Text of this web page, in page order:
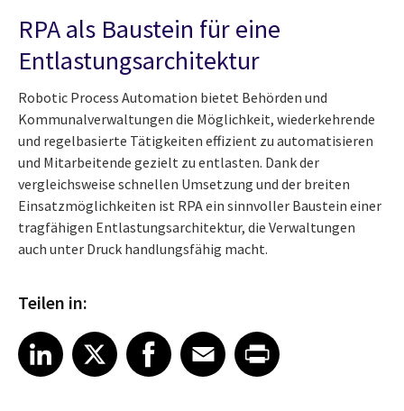
RPA als Baustein für eine
Entlastungsarchitektur
Robotic Process Automation bietet Behörden und
Kommunalverwaltungen die Möglichkeit, wiederkehrende
und regelbasierte Tätigkeiten effizient zu automatisieren
und Mitarbeitende gezielt zu entlasten. Dank der
vergleichsweise schnellen Umsetzung und der breiten
Einsatzmöglichkeiten ist RPA ein sinnvoller Baustein einer
tragfähigen Entlastungsarchitektur, die Verwaltungen
auch unter Druck handlungsfähig macht.
Teilen in:
Share article on LinkedIn
LinkedIn
Share article on XShare article on Facebook
Facebook
Share article on Email
EmailShare article on Print